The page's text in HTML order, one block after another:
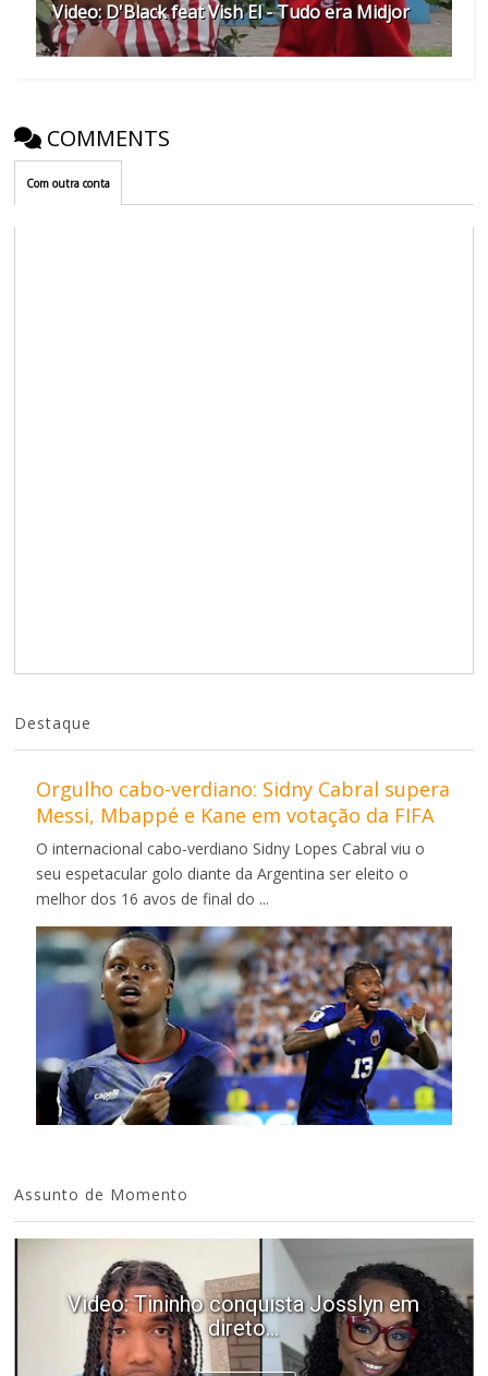
Video: D'Black feat Vish El - Tudo era Midjor
COMMENTS
Com outra conta
Destaque
Orgulho cabo-verdiano: Sidny Cabral supera
Messi, Mbappé e Kane em votação da FIFA
O internacional cabo-verdiano Sidny Lopes Cabral viu o
seu espetacular golo diante da Argentina ser eleito o
melhor dos 16 avos de final do ...
Assunto de Momento
Video: Tininho conquista Josslyn em
direto...